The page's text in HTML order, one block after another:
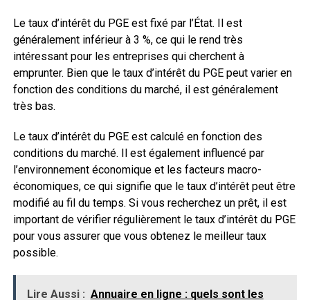
Le taux d’intérêt du PGE est fixé par l’État. Il est
généralement inférieur à 3 %, ce qui le rend très
intéressant pour les entreprises qui cherchent à
emprunter. Bien que le taux d’intérêt du PGE peut varier en
fonction des conditions du marché, il est généralement
très bas.
Le taux d’intérêt du PGE est calculé en fonction des
conditions du marché. Il est également influencé par
l’environnement économique et les facteurs macro-
économiques, ce qui signifie que le taux d’intérêt peut être
modifié au fil du temps. Si vous recherchez un prêt, il est
important de vérifier régulièrement le taux d’intérêt du PGE
pour vous assurer que vous obtenez le meilleur taux
possible.
Lire Aussi : Annuaire en ligne : quels sont les